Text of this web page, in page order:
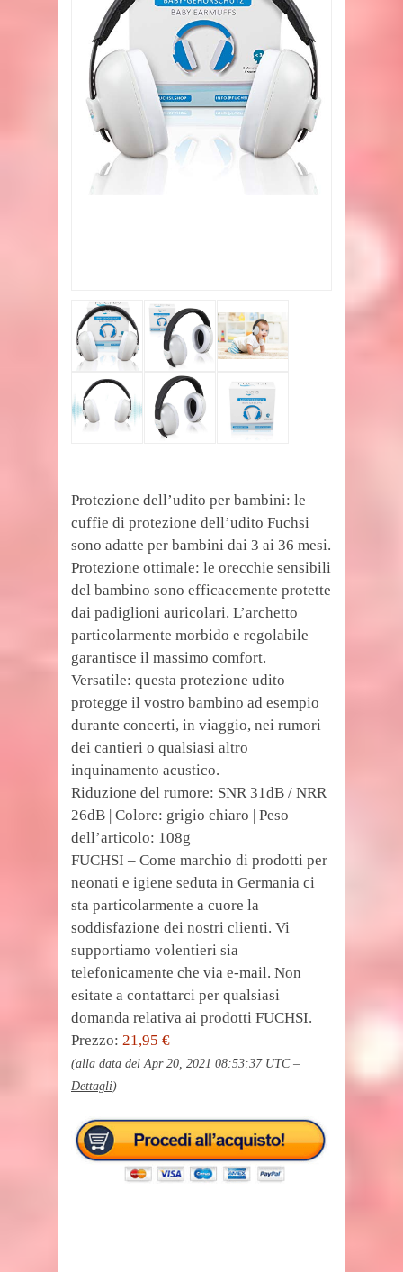
Protezione dell’udito per bambini: le
cuffie di protezione dell’udito Fuchsi
sono adatte per bambini dai 3 ai 36 mesi.
Protezione ottimale: le orecchie sensibili
del bambino sono efficacemente protette
dai padiglioni auricolari. L’archetto
particolarmente morbido e regolabile
garantisce il massimo comfort.
Versatile: questa protezione udito
protegge il vostro bambino ad esempio
durante concerti, in viaggio, nei rumori
dei cantieri o qualsiasi altro
inquinamento acustico.
Riduzione del rumore: SNR 31dB / NRR
26dB | Colore: grigio chiaro | Peso
dell’articolo: 108g
FUCHSI – Come marchio di prodotti per
neonati e igiene seduta in Germania ci
sta particolarmente a cuore la
soddisfazione dei nostri clienti. Vi
supportiamo volentieri sia
telefonicamente che via e-mail. Non
esitate a contattarci per qualsiasi
domanda relativa ai prodotti FUCHSI.
Prezzo: 21,95 €
(alla data del Apr 20, 2021 08:53:37 UTC –
Dettagli)